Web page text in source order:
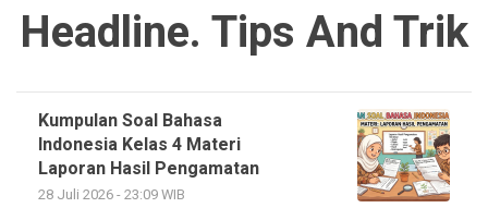
Headline. Tips And Trik
Kumpulan Soal Bahasa
Indonesia Kelas 4 Materi
Laporan Hasil Pengamatan
28 Juli 2026 - 23:09 WIB